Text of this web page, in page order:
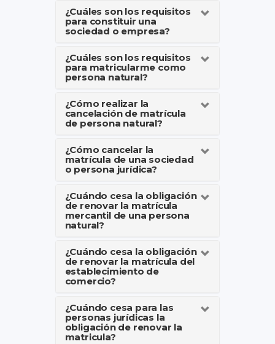
¿Cuáles son los requisitos
para constituir una
sociedad o empresa?
¿Cuáles son los requisitos
para matricularme como
persona natural?
¿Cómo realizar la
cancelación de matrícula
de persona natural?
¿Cómo cancelar la
matrícula de una sociedad
o persona jurídica?
¿Cuándo cesa la obligación
de renovar la matrícula
mercantil de una persona
natural?
¿Cuándo cesa la obligación
de renovar la matrícula del
establecimiento de
comercio?
¿Cuándo cesa para las
personas jurídicas la
obligación de renovar la
matricula?